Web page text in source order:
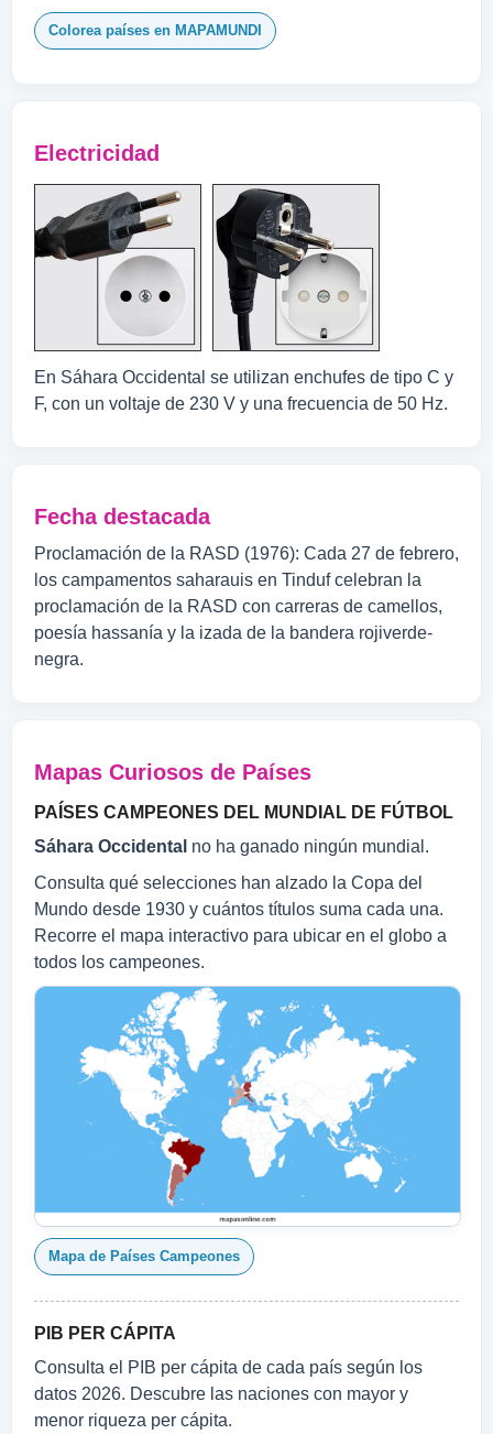
Colorea países en MAPAMUNDI
Electricidad
En Sáhara Occidental se utilizan enchufes de tipo C y
F, con un voltaje de 230 V y una frecuencia de 50 Hz.
Fecha destacada
Proclamación de la RASD (1976): Cada 27 de febrero,
los campamentos saharauis en Tinduf celebran la
proclamación de la RASD con carreras de camellos,
poesía hassanía y la izada de la bandera rojiverde-
negra.
Mapas Curiosos de Países
PAÍSES CAMPEONES DEL MUNDIAL DE FÚTBOL
Sáhara Occidental no ha ganado ningún mundial.
Consulta qué selecciones han alzado la Copa del
Mundo desde 1930 y cuántos títulos suma cada una.
Recorre el mapa interactivo para ubicar en el globo a
todos los campeones.
Mapa de Países Campeones
PIB PER CÁPITA
Consulta el PIB per cápita de cada país según los
datos 2026. Descubre las naciones con mayor y
menor riqueza per cápita.